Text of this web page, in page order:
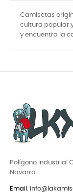
Camisetas
cultura popular
y encuentra la
Polígono industrial
Navarra
Email :